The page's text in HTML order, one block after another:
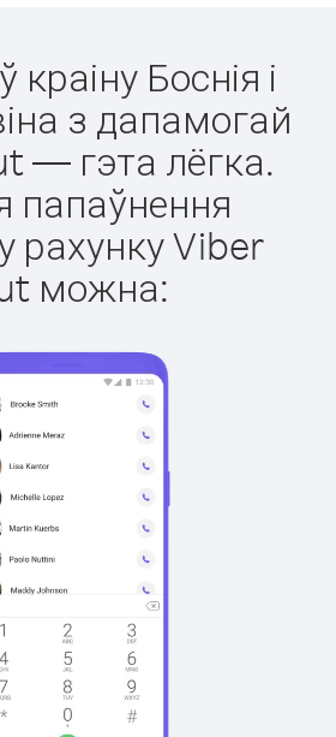
краіну Боснія і
з дапамогай
— гэта лёгка.
папаўнення
рахунку Viber
можна: